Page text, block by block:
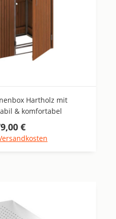
Hartholz mit
& komfortabel
Preis:
€